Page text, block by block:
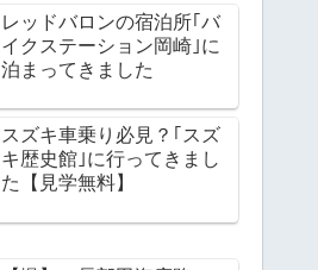
レッドバロンの宿泊所｢バ
イクステーション岡崎｣に
泊まってきました
スズキ車乗り必見？｢スズ
キ歴史館｣に行ってきまし
た【見学無料】